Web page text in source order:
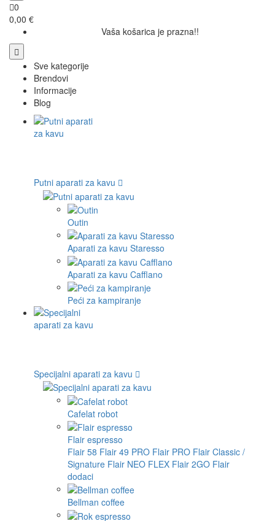
0
0,00 €
Vaša košarica je prazna!!
Sve kategorije
Brendovi
Informacije
Blog
Putni aparati za kavu
Outin
Aparati za kavu Staresso
Aparati za kavu Cafflano
Peći za kampiranje
Specijalni aparati za kavu
Cafelat robot
Flair espresso
Flair 58 Flair 49 PRO Flair PRO Flair Classic /
Signature Flair NEO FLEX Flair 2GO Flair
dodaci
Bellman coffee